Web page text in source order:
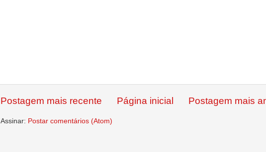
Postagem mais recente Postagem mais
Página inicial
Assinar: Postar comentários (Atom)